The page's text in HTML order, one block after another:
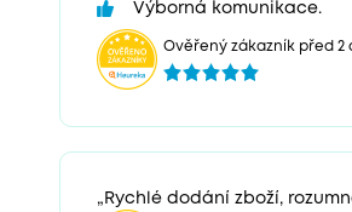
Výborná komunikace.
Ověřený zákazník před 2
„Rychlé dodání zboží,